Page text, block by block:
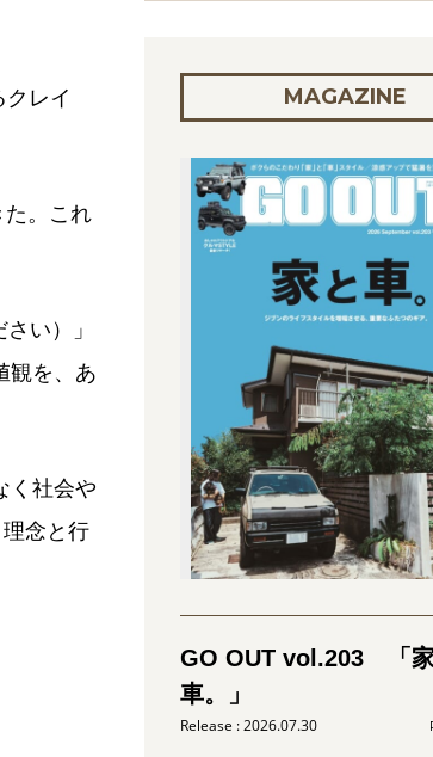
レイ
た。これ
い）」
観を、あ
く社会や
念と行
MAGAZINE
GO OUT vol.203 「
車。」
2026.07.30